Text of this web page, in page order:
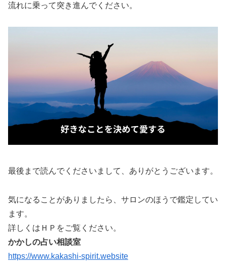
流れに乗って突き進んでください。
最後まで読んでくださいまして、ありがとうございます。
気になることがありましたら、サロンのほうで鑑定してい
ます。
詳しくはＨＰをご覧ください。
かかしの占い相談室
https://www.kakashi-spirit.website